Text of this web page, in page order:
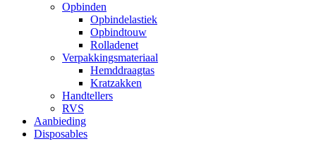
Opbinden
Opbindelastiek
Opbindtouw
Rolladenet
Verpakkingsmateriaal
Hemddraagtas
Kratzakken
Handtellers
RVS
Aanbieding
Disposables